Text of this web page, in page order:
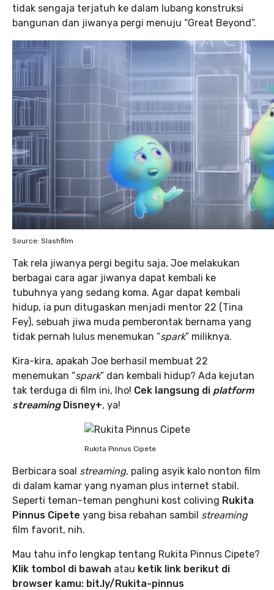
tidak sengaja terjatuh ke dalam lubang konstruksi
bangunan dan jiwanya pergi menuju “Great Beyond”.
Source: Slashfilm
Tak rela jiwanya pergi begitu saja, Joe melakukan
berbagai cara agar jiwanya dapat kembali ke
tubuhnya yang sedang koma. Agar dapat kembali
hidup, ia pun ditugaskan menjadi mentor 22 (Tina
Fey), sebuah jiwa muda pemberontak bernama yang
tidak pernah lulus menemukan “spark” miliknya.
Kira-kira, apakah Joe berhasil membuat 22
menemukan “spark” dan kembali hidup? Ada kejutan
tak terduga di film ini, lho! Cek langsung di platform
streamingDisney+, ya!
Rukita Pinnus Cipete
Berbicara soal streaming, paling asyik kalo nonton film
di dalam kamar yang nyaman plus internet stabil.
Seperti teman-teman penghuni kost coliving Rukita
Pinnus Cipete yang bisa rebahan sambil streaming
film favorit, nih.
Mau tahu info lengkap tentang Rukita Pinnus Cipete?
Klik tombol di bawah atau ketik link berikut di
browser kamu: bit.ly/Rukita-pinnus